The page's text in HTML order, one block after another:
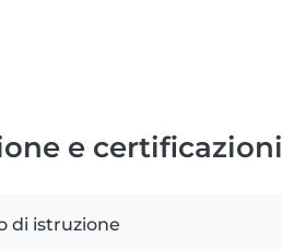
e certificazioni
di istruzione